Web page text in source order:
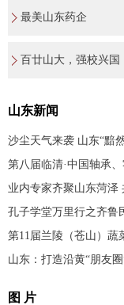
最美山东药企
百廿山大，强校兴国
山东新闻
沙尘天气来袭 山东“黯
第八届临清·中国轴承
业内专家齐聚山东菏泽
孔子学堂万里行之齐鲁
第11届兰陵（苍山）蔬
山东：打造沿黄“朋友
图 片